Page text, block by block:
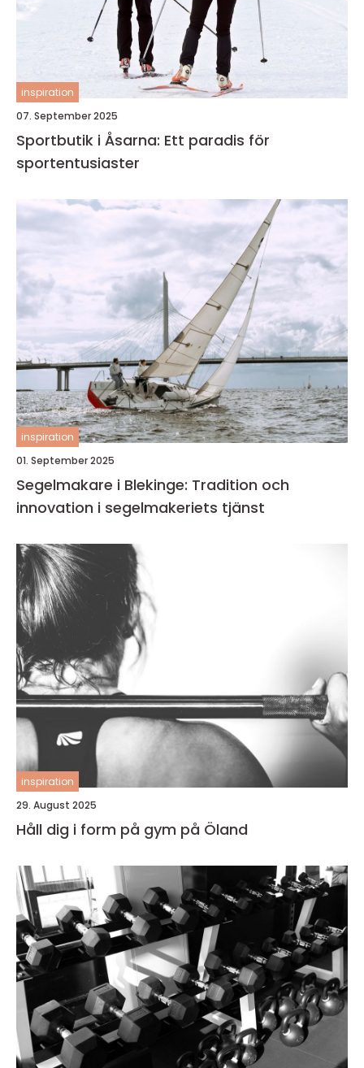
inspiration
07. September 2025
Sportbutik i Åsarna: Ett paradis för
sportentusiaster
inspiration
01. September 2025
Segelmakare i Blekinge: Tradition och
innovation i segelmakeriets tjänst
inspiration
29. August 2025
Håll dig i form på gym på Öland